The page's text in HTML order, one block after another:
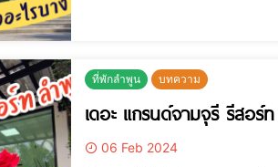
ที่พักลำพูน บทความ
เดอะ แกรนด์จามจุรี รีสอร์
06 Feb 2024